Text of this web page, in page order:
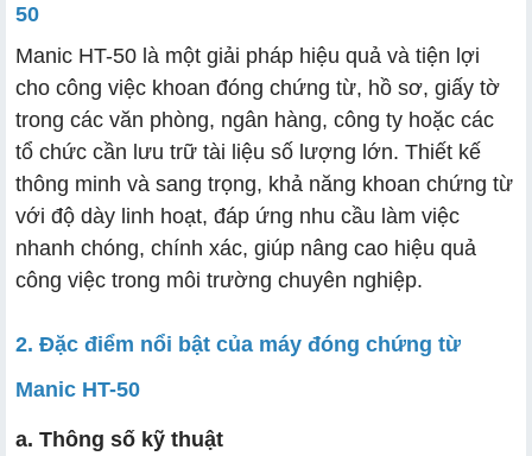
b. Thiết kế hiện đại, dễ sử dụng
c. Khoan chứng từ đa dạng độ dày
d. Ống nhựa đường kính lớn
e. Độ ồn thấp, vận hành êm ái
50
Manic HT-50 là một giải pháp hiệu quả và tiện lợi
cho công việc khoan đóng chứng từ, hồ sơ, giấy tờ
trong các văn phòng, ngân hàng, công ty hoặc các
tổ chức cần lưu trữ tài liệu số lượng lớn. Thiết kế
thông minh và sang trọng, khả năng khoan chứng từ
với độ dày linh hoạt, đáp ứng nhu cầu làm việc
nhanh chóng, chính xác, giúp nâng cao hiệu quả
công việc trong môi trường chuyên nghiệp.
2. Đặc điểm nổi bật của máy đóng chứng từ
Manic HT-50
a. Thông số kỹ thuật